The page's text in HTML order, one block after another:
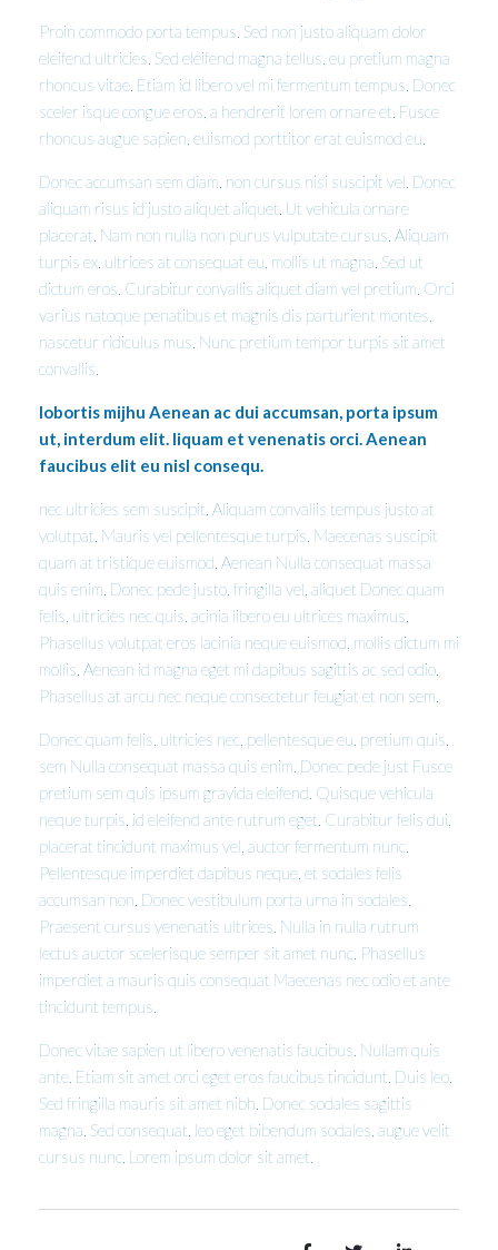
Proin commodo porta tempus. Sed non justo aliquam dolor
eleifend ultricies. Sed eleifend magna tellus, eu pretium magna
rhoncus vitae. Etiam id libero vel mi fermentum tempus. Donec
sceler isque congue eros, a hendrerit lorem ornare et. Fusce
rhoncus augue sapien, euismod porttitor erat euismod eu.
Donec accumsan sem diam, non cursus nisi suscipit vel. Donec
aliquam risus id justo aliquet aliquet. Ut vehicula ornare
placerat. Nam non nulla non purus vulputate cursus. Aliquam
turpis ex, ultrices at consequat eu, mollis ut magna. Sed ut
dictum eros. Curabitur convallis aliquet diam vel pretium. Orci
varius natoque penatibus et magnis dis parturient montes,
nascetur ridiculus mus. Nunc pretium tempor turpis sit amet
convallis.
lobortis mijhu Aenean ac dui accumsan, porta ipsum
ut, interdum elit. liquam et venenatis orci. Aenean
faucibus elit eu nisl consequ.
nec ultricies sem suscipit. Aliquam convallis tempus justo at
volutpat. Mauris vel pellentesque turpis. Maecenas suscipit
quam at tristique euismod. Aenean Nulla consequat massa
quis enim. Donec pede justo, fringilla vel, aliquet Donec quam
felis, ultricies nec quis. acinia libero eu ultrices maximus.
Phasellus volutpat eros lacinia neque euismod, mollis dictum mi
mollis. Aenean id magna eget mi dapibus sagittis ac sed odio.
Phasellus at arcu nec neque consectetur feugiat et non sem.
Donec quam felis, ultricies nec, pellentesque eu, pretium quis,
sem Nulla consequat massa quis enim. Donec pede just Fusce
pretium sem quis ipsum gravida eleifend. Quisque vehicula
neque turpis, id eleifend ante rutrum eget. Curabitur felis dui,
placerat tincidunt maximus vel, auctor fermentum nunc.
Pellentesque imperdiet dapibus neque, et sodales felis
accumsan non. Donec vestibulum porta urna in sodales.
Praesent cursus venenatis ultrices. Nulla in nulla rutrum
lectus auctor scelerisque semper sit amet nunc. Phasellus
imperdiet a mauris quis consequat Maecenas nec odio et ante
tincidunt tempus.
Donec vitae sapien ut libero venenatis faucibus. Nullam quis
ante. Etiam sit amet orci eget eros faucibus tincidunt. Duis leo.
Sed fringilla mauris sit amet nibh. Donec sodales sagittis
magna. Sed consequat, leo eget bibendum sodales, augue velit
cursus nunc. Lorem ipsum dolor sit amet.